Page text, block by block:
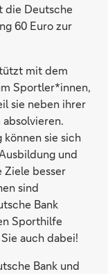
die Deutsche
60 Euro zur
mit dem
Sportler*innen,
sie neben ihrer
sie sich
und
besser
sind
Bank
Sporthilfe
auch dabei!
Bank und